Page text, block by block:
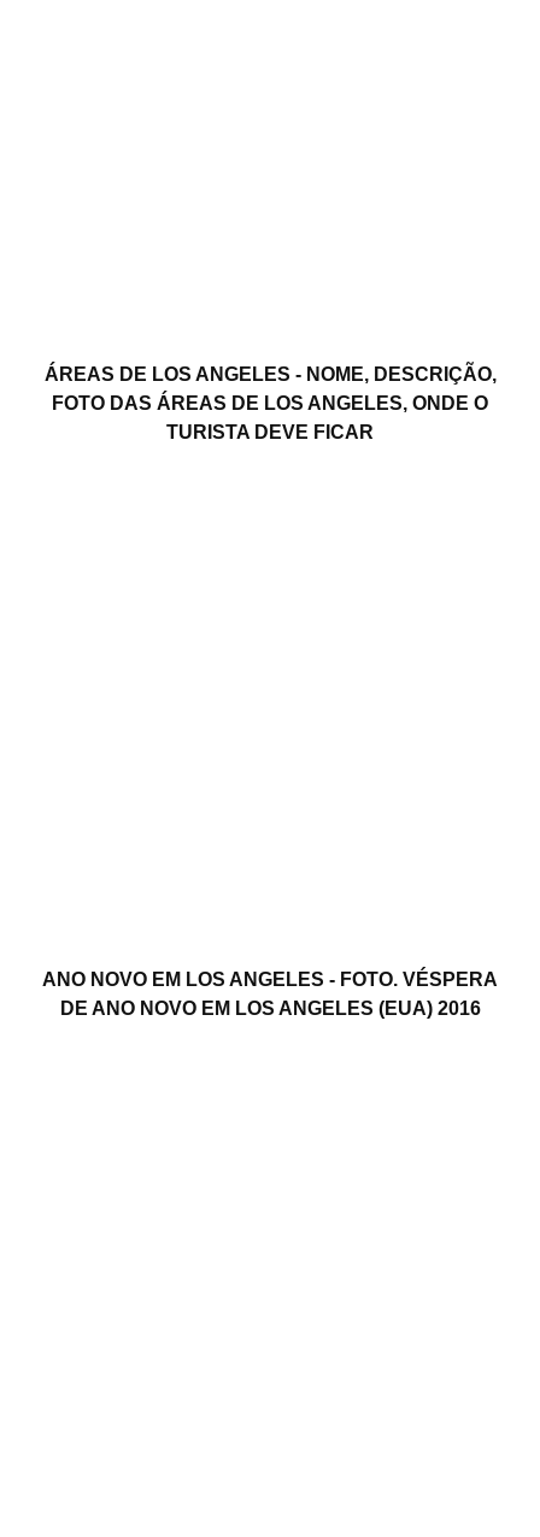
ÁREAS DE LOS ANGELES - NOME, DESCRIÇÃO,
FOTO DAS ÁREAS DE LOS ANGELES, ONDE O
TURISTA DEVE FICAR
ANO NOVO EM LOS ANGELES - FOTO. VÉSPERA
DE ANO NOVO EM LOS ANGELES (EUA) 2016